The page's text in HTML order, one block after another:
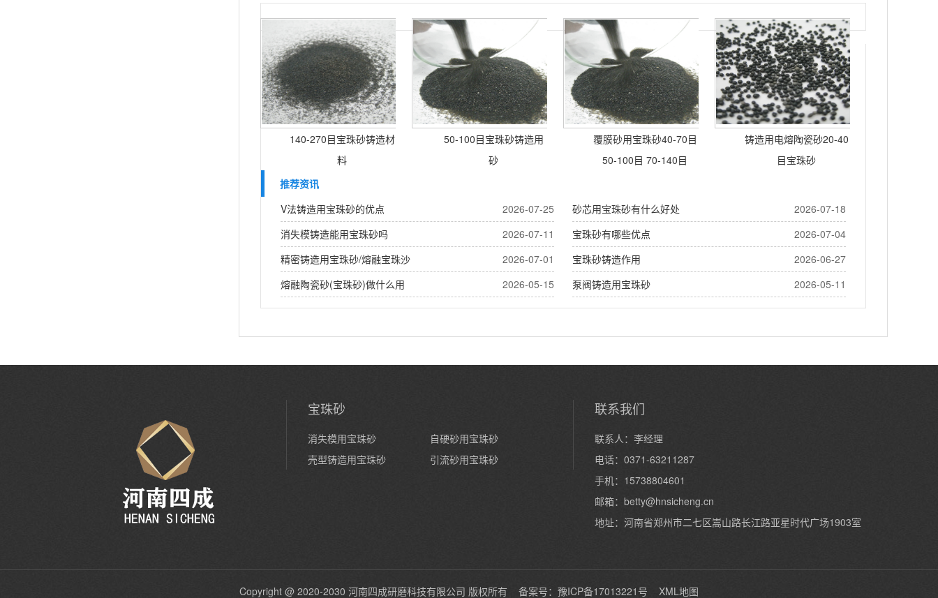
140-270目宝珠砂铸造材
料
50-100目宝珠砂铸造用
砂
覆膜砂用宝珠砂40-70目
50-100目 70-140目
铸造用电熔陶瓷砂20-40
目宝珠砂
推荐资讯
2026-07-25
V法铸造用宝珠砂的优点 2026-07-18
砂芯用宝珠砂有什么好处
2026-07-11
消失模铸造能用宝珠砂吗 2026-07-04
宝珠砂有哪些优点
2026-07-01
精密铸造用宝珠砂/熔融宝珠沙 2026-06-27
宝珠砂铸造作用
2026-05-15
熔融陶瓷砂(宝珠砂)做什么用 2026-05-11
泵阀铸造用宝珠砂
宝珠砂
消失模用宝珠砂
自硬砂用宝珠砂
壳型铸造用宝珠砂
引流砂用宝珠砂
联系我们
联系人：李经理
电话：0371-63211287
手机：15738804601
邮箱： betty@hnsicheng.cn
地址：河南省郑州市二七区嵩山路长江路亚星时代广场1903室
Copyright @ 2020-2030 河南四成研磨科技有限公司 版权所有 备案号： 豫ICP备17013221号 XML地图